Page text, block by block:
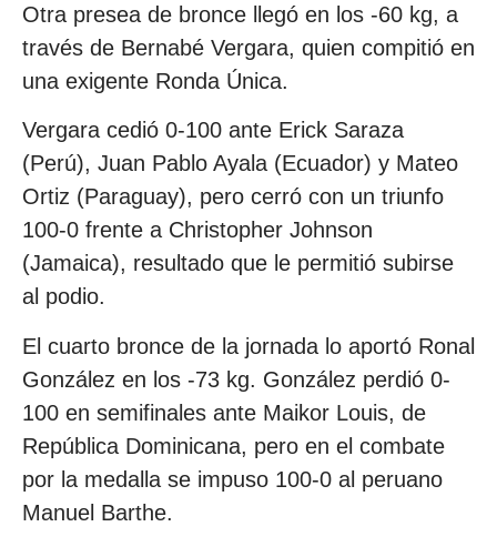
Otra presea de bronce llegó en los -60 kg, a
través de Bernabé Vergara, quien compitió en
una exigente Ronda Única.
Vergara cedió 0-100 ante Erick Saraza
(Perú), Juan Pablo Ayala (Ecuador) y Mateo
Ortiz (Paraguay), pero cerró con un triunfo
100-0 frente a Christopher Johnson
(Jamaica), resultado que le permitió subirse
al podio.
El cuarto bronce de la jornada lo aportó Ronal
González en los -73 kg. González perdió 0-
100 en semifinales ante Maikor Louis, de
República Dominicana, pero en el combate
por la medalla se impuso 100-0 al peruano
Manuel Barthe.